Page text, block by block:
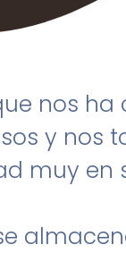
nos ha
y nos
muy en